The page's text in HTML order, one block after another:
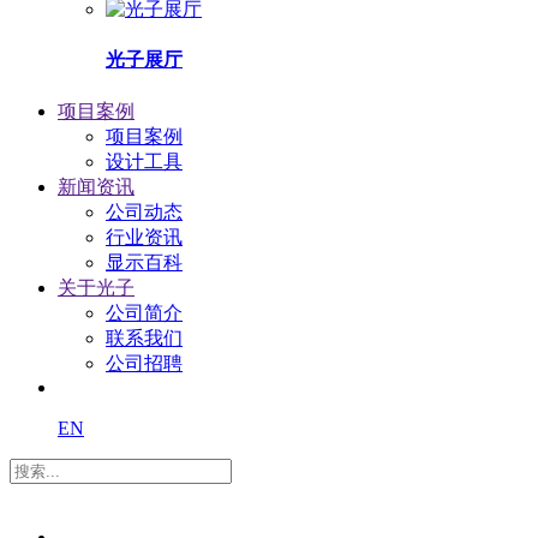
光子展厅
项目案例
项目案例
设计工具
新闻资讯
公司动态
行业资讯
显示百科
关于光子
公司简介
联系我们
公司招聘
EN